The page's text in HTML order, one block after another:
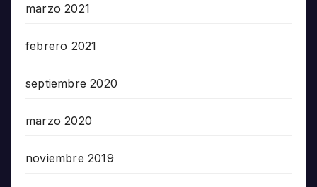
marzo 2021
febrero 2021
septiembre 2020
marzo 2020
noviembre 2019